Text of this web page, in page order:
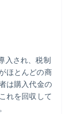
入され、税制
ほとんどの商
は購入代金の
れを回収して